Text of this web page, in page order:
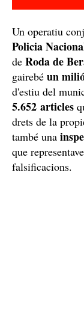
Un operatiu
Policia
de Roda de
gairebé un
d'estiu del
5.652 articles
drets de la
també una
que
falsificacions.